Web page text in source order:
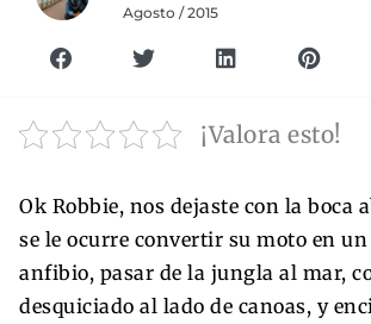
Agosto / 2015
¡Valora esto!
Ok Robbie, nos dejaste con la boca
se le ocurre convertir su moto en
anfibio, pasar de la jungla al mar,
desquiciado al lado de canoas, y